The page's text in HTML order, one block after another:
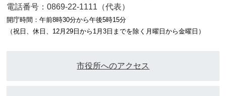
電話番号：0869-22-1111（代表）
開庁時間：午前8時30分から午後5時15分
（祝日、休日、12月29日から1月3日までを除く月曜日から金曜日）
市役所へのアクセス